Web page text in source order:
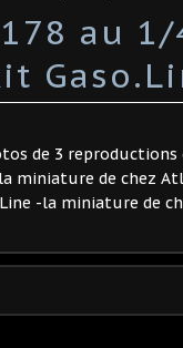
au
de 3
miniature de chez
-la miniature de